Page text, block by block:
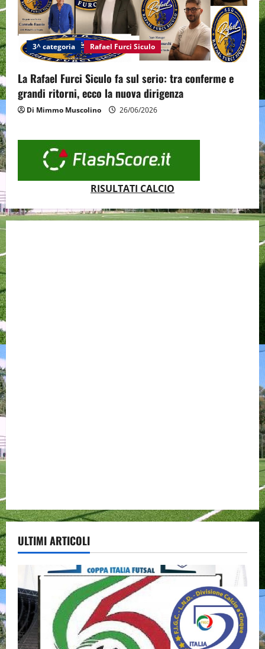
3^ categoria Rafael Furci Siculo
La Rafael Furci Siculo fa sul serio: tra conferme e
grandi ritorni, ecco la nuova dirigenza
Di Mimmo Muscolino 26/06/2026
RISULTATI CALCIO
ULTIMI ARTICOLI